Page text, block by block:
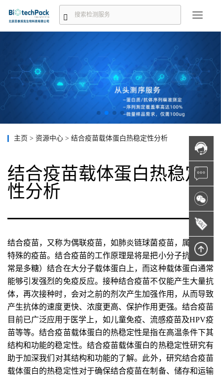
主页 > 资源中心 > 结合疫苗载体蛋白热稳定性分析
结合疫苗载体蛋白热稳定
性分析
结合疫苗，又称为偶联疫苗，如肺炎链球菌疫苗，属于一类
特殊的疫苗。结合疫苗的工作原理是将是把小分子抗原（通
常是多糖）结合在大分子载体蛋白上，而这种载体蛋白通常
能够引发强烈的免疫反应。接种结合疫苗不仅能产生大量抗
体，再次接种时，会对之前的剂次产生加强作用，从而导致
产生抗体的速度更快、浓度更高、保护作用更强。结合疫苗
目前已广泛应用于医学上，如儿童免疫、流感疫苗及HPV疫
苗等等。结合疫苗载体蛋白的热稳定性是指在高温条件下其
结构和功能的稳定性。 结合疫苗载体蛋白的热稳定性研究有
助于加深我们 对其结构和功能的了解。 此外， 研究结合疫苗
载体蛋白的热稳定性对于确保结合疫苗在制备、储存和运输